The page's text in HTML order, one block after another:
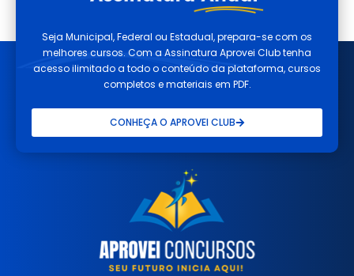
Seja Municipal, Federal ou Estadual, prepara-se com os
melhores cursos. Com a Assinatura Aprovei Club tenha
acesso ilimitado a todo o conteúdo da plataforma, cursos
completos e materiais em PDF.
CONHEÇA O APROVEI CLUB